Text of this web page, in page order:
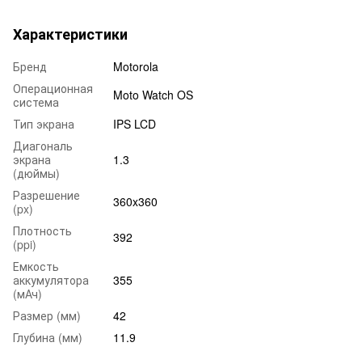
Характеристики
Бренд
Motorola
Операционная
система
Moto Watch OS
Тип экрана
IPS LCD
Диагональ
экрана
(дюймы)
1.3
Разрешение
(px)
360x360
Плотность
(ppi)
392
Емкость
аккумулятора
(мАч)
355
Размер (мм)
42
Глубина (мм)
11.9